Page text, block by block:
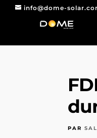
info@dome-
PAR